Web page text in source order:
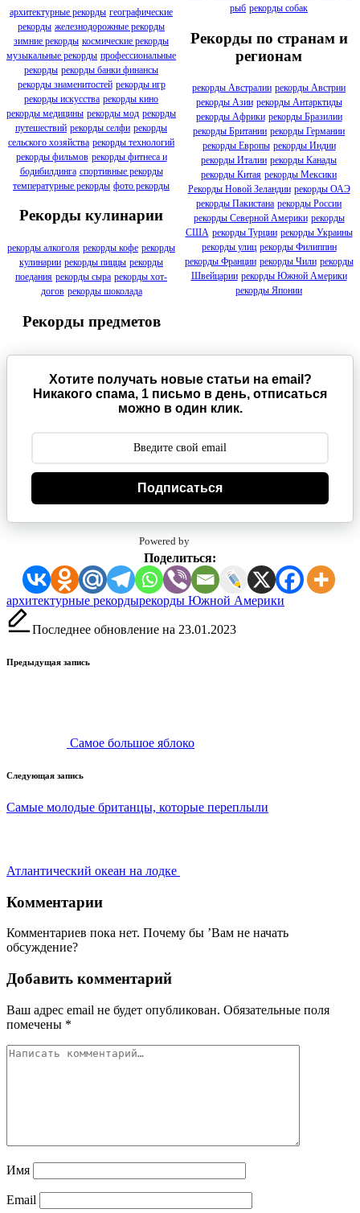
архитектурные рекорды географические
рекорды железнодорожные рекорды
зимние рекорды космические рекорды
музыкальные рекорды профессиональные
рекорды рекорды банки финансы
рекорды знаменитостей рекорды игр
рекорды искусства рекорды кино
рекорды медицины рекорды мод рекорды
путешествий рекорды селфи рекорды
сельского хозяйства рекорды технологий
рекорды фильмов рекорды фитнеса и
бодибилдинга спортивные рекорды
температурные рекорды фото рекорды
Рекорды кулинарии
рекорды алкоголя рекорды кофе рекорды
кулинарии рекорды пиццы рекорды
поедания рекорды сыра рекорды хот-
догов рекорды шоколада
Рекорды предметов
рыб рекорды собак
Рекорды по странам и
регионам
рекорды Австралии рекорды Австрии
рекорды Азии рекорды Антарктиды
рекорды Африки рекорды Бразилии
рекорды Британии рекорды Германии
рекорды Европы рекорды Индии
рекорды Италии рекорды Канады
рекорды Китая рекорды Мексики
Рекорды Новой Зеландии рекорды ОАЭ
рекорды Пакистана рекорды России
рекорды Северной Америки рекорды
США рекорды Турции рекорды Украины
рекорды улиц рекорды Филиппин
рекорды Франции рекорды Чили рекорды
Швейцарии рекорды Южной Америки
рекорды Японии
Хотите получать новые статьи на email?
Никакого спама, 1 письмо в день, отписаться
можно в один клик.
Подписаться
Powered by
Поделиться:
Метки:
архитектурные рекордырекорды Южной Америки
Последнее обновление на 23.01.2023
Навигация
Предыдущая запись
Самое большое яблоко
Следующая запись
Самые молодые британцы, которые переплыли
Атлантический океан на лодке
Комментарии
Комментариев пока нет. Почему бы ’Вам не начать
обсуждение?
Добавить комментарий
Ваш адрес email не будет опубликован. Обязательные поля
помечены *
Имя
Email